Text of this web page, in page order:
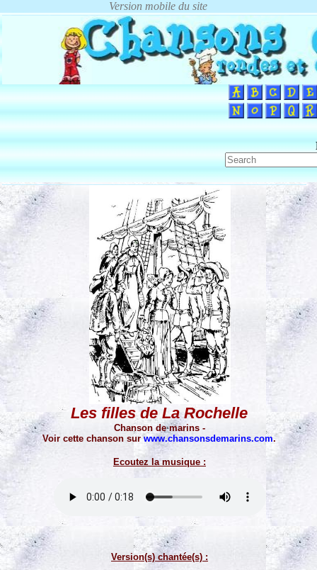
Les filles de La Rochelle
Chanson de marins -
Voir cette chanson surwww.chansonsdemarins.com.
Ecoutez la musique :
Version(s) chantée(s) :